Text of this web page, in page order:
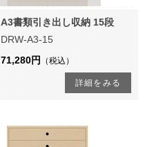
A3書類引き出し収納 15段
DRW-A3-15
71,280円
（税込）
詳細をみる